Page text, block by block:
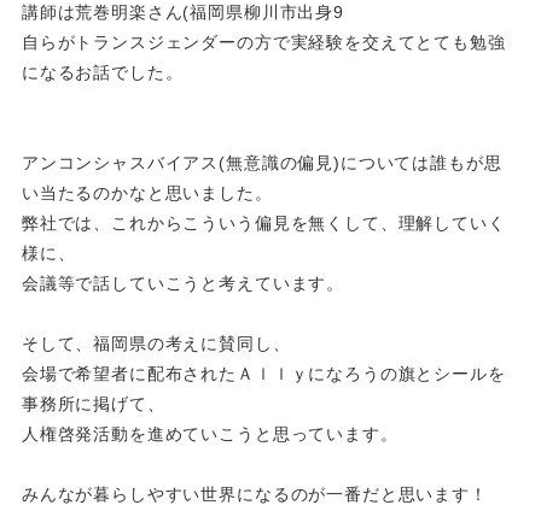
講師は荒巻明楽さん(福岡県柳川市出身9
自らがトランスジェンダーの方で実経験を交えてとても勉強
になるお話でした。
アンコンシャスバイアス(無意識の偏見)については誰もが思
い当たるのかなと思いました。
弊社では、これからこういう偏見を無くして、理解していく
様に、
会議等で話していこうと考えています。
そして、福岡県の考えに賛同し、
会場で希望者に配布されたＡｌｌｙになろうの旗とシールを
事務所に掲げて、
人権啓発活動を進めていこうと思っています。
みんなが暮らしやすい世界になるのが一番だと思います！